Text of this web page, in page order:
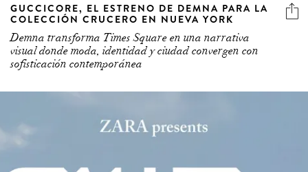
GUCCICORE, EL ESTRENO DE DEMNA PARA LA
COLECCIÓN CRUCERO EN NUEVA YORK
Demna transforma Times Square en una narrativa
visual donde moda, identidad y ciudad convergen con
sofisticación contemporánea